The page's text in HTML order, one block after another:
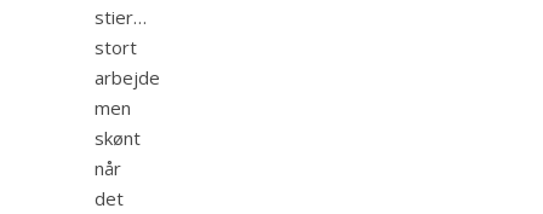
stier…
stort
arbejde
men
skønt
når
det